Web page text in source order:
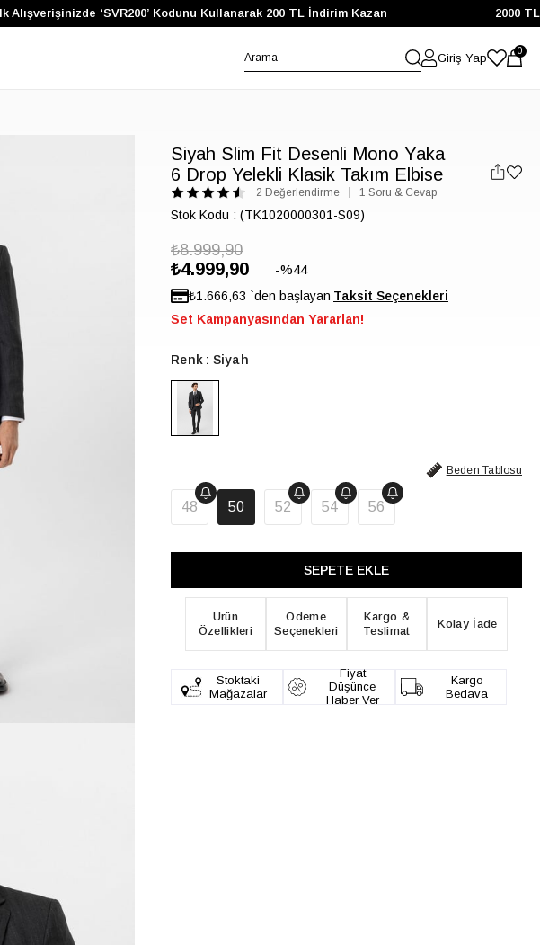
‘SVR200’ Kodunu Kullanarak 200 TL İndirim Kazan 2000 TL ve
Giriş Yap
0
Siyah Slim Fit Desenli Mono Yaka
6 Drop Yelekli Klasik Takım Elbise
2 Değerlendirme 1 Soru & Cevap
Stok Kodu (TK1020000301-S09)
₺8.999,90
₺4.999,90 44
₺1.666,63 `den başlayan
Set Kampanyasından Yararlan!
Renk Siyah
Beden Tablosu
48 50 52 54 56
Ürün
Özellikleri
Ödeme
Seçenekleri
Kargo &
Teslimat
Kolay İade
Stoktaki
Mağazalar
Fiyat
Düşünce
Haber Ver
Kargo
Bedava